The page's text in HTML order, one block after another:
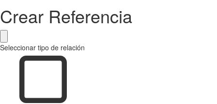
Crear Referencia
Seleccionar tipo de relación